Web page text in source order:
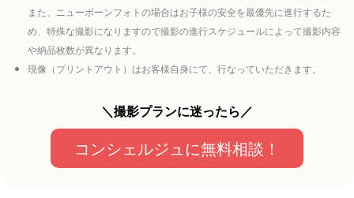
また、ニューボーンフォトの場合はお子様の安全を最優先に進行するた
め、特殊な撮影になりますので撮影の進行スケジュールによって撮影内容
や納品枚数が異なります。
現像（プリントアウト）はお客様自身にて、行なっていただきます。
＼撮影プランに迷ったら／
コンシェルジュに無料相談！